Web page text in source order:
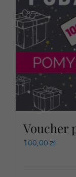
Voucher
100,00 zł